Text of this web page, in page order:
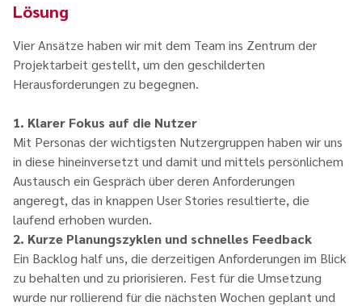
Lösung
Vier Ansätze haben wir mit dem Team ins Zentrum der
Projektarbeit gestellt, um den geschilderten
Herausforderungen zu begegnen.
1. Klarer Fokus auf die Nutzer
Mit Personas der wichtigsten Nutzergruppen haben wir uns
in diese hineinversetzt und damit und mittels persönlichem
Austausch ein Gespräch über deren Anforderungen
angeregt, das in knappen User Stories resultierte, die
laufend erhoben wurden.
2. Kurze Planungszyklen und schnelles Feedback
Ein Backlog half uns, die derzeitigen Anforderungen im Blick
zu behalten und zu priorisieren. Fest für die Umsetzung
wurde nur rollierend für die nächsten Wochen geplant und